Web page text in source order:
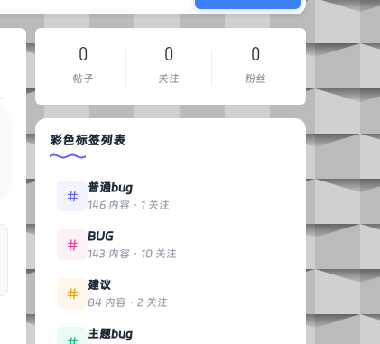
0
帖子
0
关注
0
粉丝
彩色标签列表
普通bug
146 内容 · 1 关注
BUG
143 内容 · 10 关注
建议
84 内容 · 2 关注
主题bug